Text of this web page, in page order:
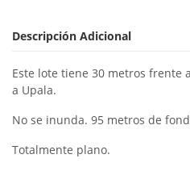
Descripción Adicional
Este lote tiene 30 metros frente
a Upala.
No se inunda. 95 metros de
Totalmente plano.